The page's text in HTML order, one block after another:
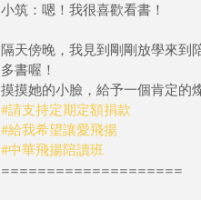
小筑：嗯！我很喜歡看書！
隔天傍晚，我見到剛剛放學來到
多書喔！
摸摸她的小臉，給予一個肯定的
#請支持定期定額捐款
#給我希望讓愛飛揚
#中華飛揚陪讀班
====================